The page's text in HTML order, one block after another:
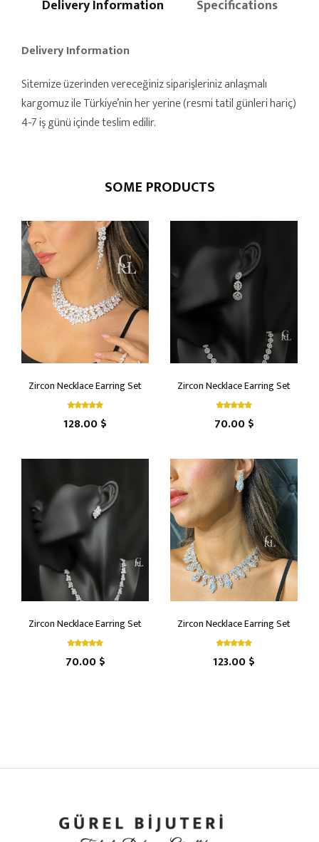
Delivery Information Specifications
Delivery Information
Sitemize üzerinden vereceğiniz siparişleriniz anlaşmalı
kargomuz ile Türkiye’nin her yerine (resmi tatil günleri hariç)
4-7 iş günü içinde teslim edilir.
SOME PRODUCTS
Zircon Necklace Earring Set
128.00 $
Zircon Necklace Earring Set
70.00 $
Zircon Necklace Earring Set
70.00 $
Zircon Necklace Earring Set
123.00 $